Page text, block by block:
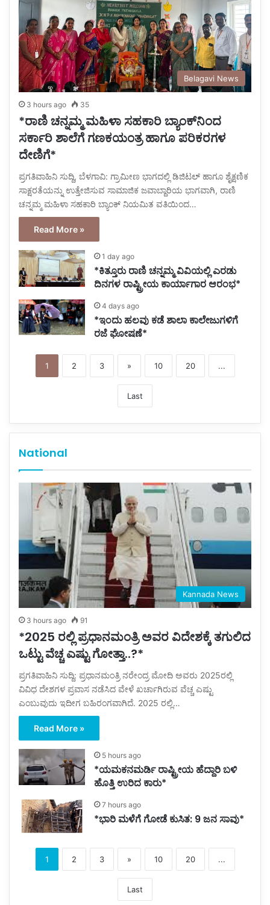
Belagavi News
3 hours ago 35
*ರಾಣಿ ಚನ್ನಮ್ಮ ಮಹಿಳಾ ಸಹಕಾರಿ ಬ್ಯಾಂಕ್‌ನಿಂದ
ಸರ್ಕಾರಿ ಶಾಲೆಗೆ ಗಣಕಯಂತ್ರ ಹಾಗೂ ಪರಿಕರಗಳ
ದೇಣಿಗೆ*
ಪ್ರಗತಿವಾಹಿನಿ ಸುದ್ದಿ, ಬೆಳಗಾವಿ: ಗ್ರಾಮೀಣ ಭಾಗದಲ್ಲಿ ಡಿಜಿಟಲ್ ಹಾಗೂ ಶೈಕ್ಷಣಿಕ
ಸಾಕ್ಷರತೆಯನ್ನು ಉತ್ತೇಜಿಸುವ ಸಾಮಾಜಿಕ ಜವಾಬ್ದಾರಿಯ ಭಾಗವಾಗಿ, ರಾಣಿ
ಚನ್ನಮ್ಮ ಮಹಿಳಾ ಸಹಕಾರಿ ಬ್ಯಾಂಕ್ ನಿಯಮಿತ ವತಿಯಿಂದ…
Read More »
1 day ago
*ಕಿತ್ತೂರು ರಾಣಿ ಚನ್ನಮ್ಮ ವಿವಿಯಲ್ಲಿ ಎರಡು
ದಿನಗಳ ರಾಷ್ಟ್ರೀಯ ಕಾರ್ಯಾಗಾರ ಆರಂಭ*
4 days ago
*ಇಂದು ಹಲವು ಕಡೆ ಶಾಲಾ ಕಾಲೇಜುಗಳಿಗೆ
ರಜೆ ಘೋಷಣೆ*
1 2 3 » 10 20 ...
Last
National
Kannada News
3 hours ago 91
*2025 ರಲ್ಲಿ ಪ್ರಧಾನಮಂತ್ರಿ ಅವರ ವಿದೇಶಕ್ಕೆ ತಗುಲಿದ
ಒಟ್ಟು ವೆಚ್ಚ ಎಷ್ಟು ಗೋತ್ತಾ..?*
ಪ್ರಗತಿವಾಹಿನಿ ಸುದ್ದಿ: ಪ್ರಧಾನಮಂತ್ರಿ ನರೇಂದ್ರ ಮೋದಿ ಅವರು 2025ರಲ್ಲಿ
ವಿವಿಧ ದೇಶಗಳ ಪ್ರವಾಸ ನಡೆಸಿದ ವೇಳೆ ಖರ್ಚಾಗಿರುವ ವೆಚ್ಚ ಎಷ್ಟು
ಎಂಬುವುದು ಇದೀಗ ಬಹಿರಂಗವಾಗಿದೆ. 2025 ರಲ್ಲಿ…
Read More »
5 hours ago
*ಯಮಕನಮರ್ಡಿ ರಾಷ್ಟ್ರೀಯ ಹೆದ್ದಾರಿ ಬಳಿ
ಹೊತ್ತಿ ಉರಿದ ಕಾರು*
7 hours ago
*ಭಾರಿ ಮಳೆಗೆ ಗೋಡೆ ಕುಸಿತ: 9 ಜನ ಸಾವು*
1 2 3 » 10 20 ...
Last